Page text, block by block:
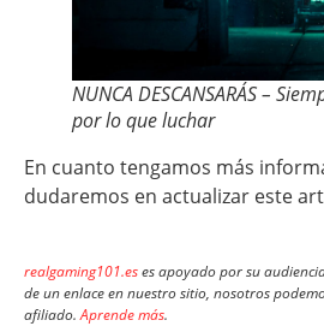
NUNCA DESCANSARÁS –
por lo que luchar
En cuanto tengamos más
dudaremos en actualizar este
realgaming101.eses apoyado por su
de un enlace en nuestro sitio, nosotros
afiliado.Aprende más.